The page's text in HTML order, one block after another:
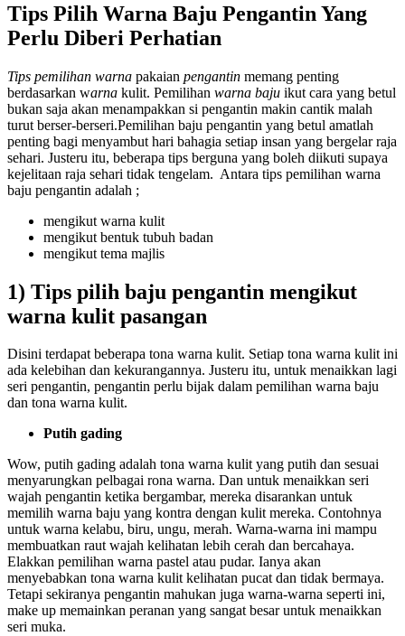
Tips Pilih Warna Baju Pengantin Yang
Perlu Diberi Perhatian
Tips pemilihan warna pakaian pengantin memang penting
berdasarkan warna kulit. Pemilihan warna baju ikut cara yang betul
bukan saja akan menampakkan si pengantin makin cantik malah
turut berser-berseri.Pemilihan baju pengantin yang betul amatlah
penting bagi menyambut hari bahagia setiap insan yang bergelar raja
sehari. Justeru itu, beberapa tips berguna yang boleh diikuti supaya
kejelitaan raja sehari tidak tengelam. Antara tips pemilihan warna
baju pengantin adalah ;
mengikut warna kulit
mengikut bentuk tubuh badan
mengikut tema majlis
1) Tips pilih baju pengantin mengikut
warna kulit pasangan
Disini terdapat beberapa tona warna kulit. Setiap tona warna kulit ini
ada kelebihan dan kekurangannya. Justeru itu, untuk menaikkan lagi
seri pengantin, pengantin perlu bijak dalam pemilihan warna baju
dan tona warna kulit.
Putih gading
Wow, putih gading adalah tona warna kulit yang putih dan sesuai
menyarungkan pelbagai rona warna. Dan untuk menaikkan seri
wajah pengantin ketika bergambar, mereka disarankan untuk
memilih warna baju yang kontra dengan kulit mereka. Contohnya
untuk warna kelabu, biru, ungu, merah. Warna-warna ini mampu
membuatkan raut wajah kelihatan lebih cerah dan bercahaya.
Elakkan pemilihan warna pastel atau pudar. Ianya akan
menyebabkan tona warna kulit kelihatan pucat dan tidak bermaya.
Tetapi sekiranya pengantin mahukan juga warna-warna seperti ini,
make up memainkan peranan yang sangat besar untuk menaikkan
seri muka.